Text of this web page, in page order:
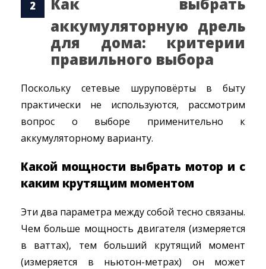
Как выбрать
аккумуляторную дрель
для дома: критерии
правильного выбора
Поскольку сетевые шуруповёрты в быту
практически не используются, рассмотрим
вопрос о выборе применительно к
аккумуляторному варианту.
Какой мощности выбрать мотор и с
каким крутящим моментом
Эти два параметра между собой тесно связаны.
Чем больше мощность двигателя (измеряется
в ваттах), тем больший крутящий момент
(измеряется в ньютон-метрах) он может